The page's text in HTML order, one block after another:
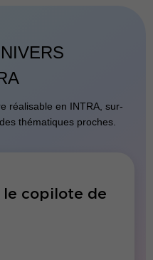
réalisable en INTRA, sur-
thématiques proches.
copilote de